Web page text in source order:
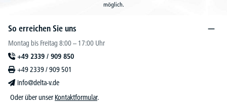
möglich.
So erreichen Sie uns
Montag bis Freitag 8:00 – 17:00 Uhr
+49 2339 / 909 850
+49 2339 / 909 501
info@delta-v.de
Oder über unser Kontaktformular.